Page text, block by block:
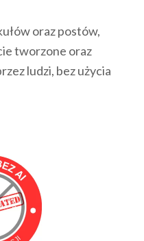
oraz postów,
tworzone oraz
ludzi, bez użycia